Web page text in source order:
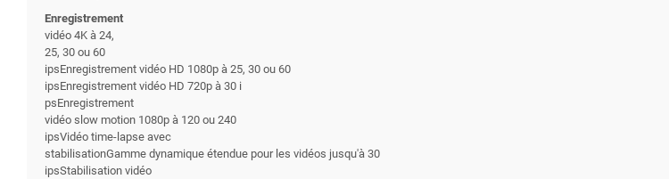
Enregistrement
vidéo 4K à 24,
25, 30 ou 60
ipsEnregistrement vidéo HD 1080p à 25, 30 ou 60
ipsEnregistrement vidéo HD 720p à 30 i
psEnregistrement
vidéo slow motion 1080p à 120 ou 240
ipsVidéo time-lapse avec
stabilisationGamme dynamique étendue pour les vidéos jusqu'à 30
ipsStabilisation vidéo